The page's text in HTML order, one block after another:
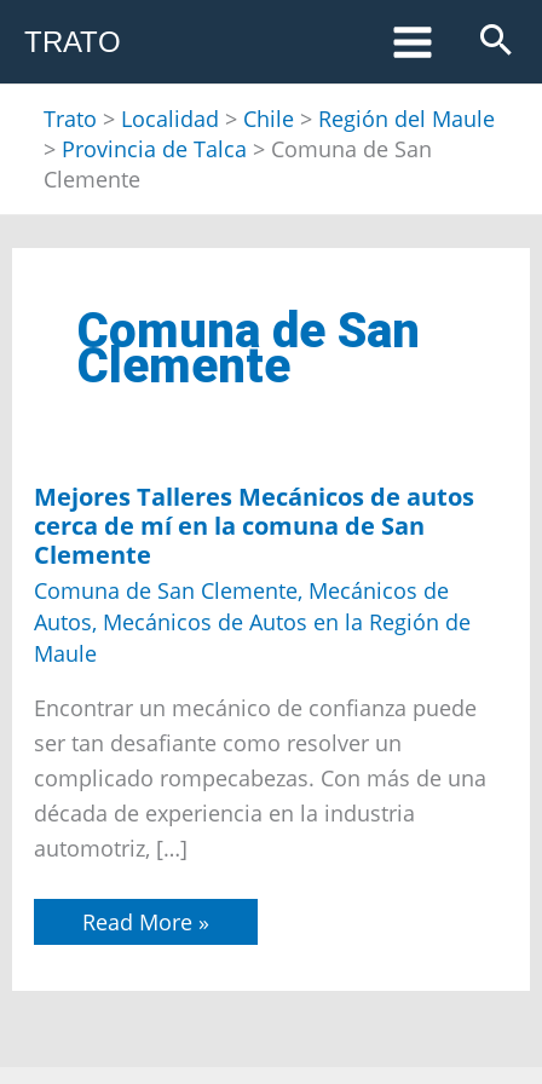
contenido
TRATO
Trato > Localidad > Chile > Región del Maule
> Provincia de Talca > Comuna de San
Clemente
Comuna de San
Clemente
Mejores Talleres Mecánicos de autos
cerca de mí en la comuna de San
Clemente
Comuna de San Clemente, Mecánicos de
Autos, Mecánicos de Autos en la Región de
Maule
Encontrar un mecánico de confianza puede
ser tan desafiante como resolver un
complicado rompecabezas. Con más de una
década de experiencia en la industria
automotriz, […]
Mejores
Talleres
de
Read More »